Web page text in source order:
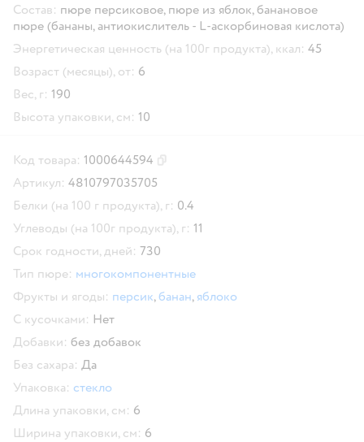
Состав: пюре персиковое, пюре из яблок, банановое
пюре (бананы, антиокислитель - L-аскорбиновая кислота)
Энергетическая ценность (на 100г продукта), ккал: 45
Возраст (месяцы), от: 6
Вес, г: 190
Высота упаковки, см: 10
Код товара: 1000644594
Артикул: 4810797035705
Белки (на 100 г продукта), г: 0.4
Углеводы (на 100г продукта), г: 11
Срок годности, дней: 730
Тип пюре: многокомпонентные
Фрукты и ягоды: персик,банан, яблоко
С кусочками: Нет
Добавки: без добавок
Без сахара: Да
Упаковка: стекло
Длина упаковки, см: 6
Ширина упаковки, см: 6